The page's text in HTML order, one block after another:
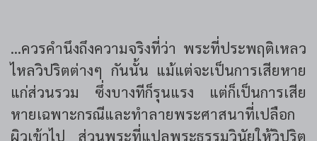
...ควรคำนึงถึงความจริงที่ว่า พระที่ประพฤติเหลว
ไหลวิปริตต่างๆ กันนั้น แม้แต่จะเป็นการเสียหาย
แก่ส่วนรวม ซึ่งบางทีก็รุนแรง แต่ก็เป็นการเสีย
หายเฉพาะกรณีและทำลายพระศาสนาที่เปลือก
ผิวเข้าไป ส่วนพระที่แปลพระธรรมวินัยให้วิปริต